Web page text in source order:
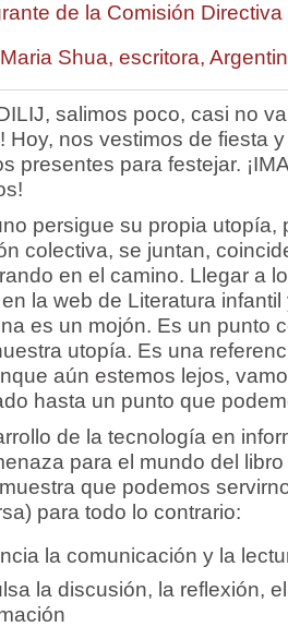
de la Comisión
Shua, escritora,
salimos poco, casi no
Hoy, nos vestimos de fiesta
presentes para festejar.
persigue su propia utopía,
colectiva, se juntan,
en el camino. Llegar a
la web de Literatura
es un mojón. Es un punto
utopía. Es una
aún estemos lejos,
hasta un punto que
de la tecnología en
para el mundo del
que podemos
para todo lo contrario:
la comunicación y la
la discusión, la reflexión,